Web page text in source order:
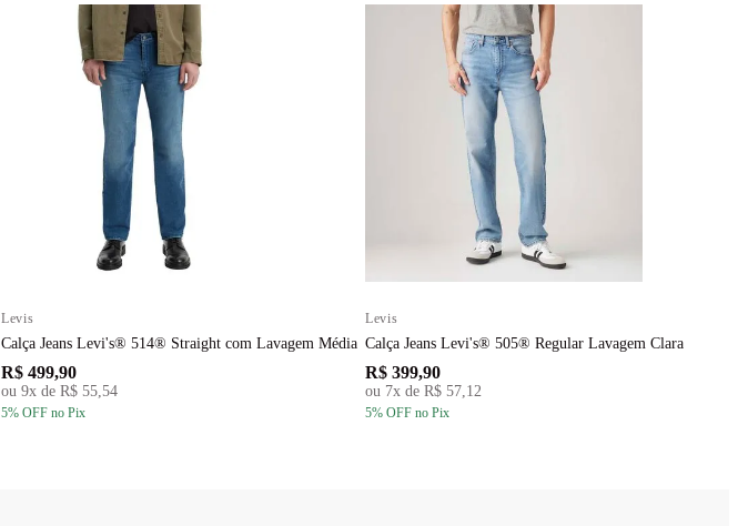
Levis
Calça Jeans Levi's® 514® Straight com Lavagem Média
R$ 499,90
ou 9x de R$ 55,54
5% OFF no Pix
Levis
Calça Jeans Levi's® 505® Regular Lavagem Clara
R$ 399,90
ou 7x de R$ 57,12
5% OFF no Pix